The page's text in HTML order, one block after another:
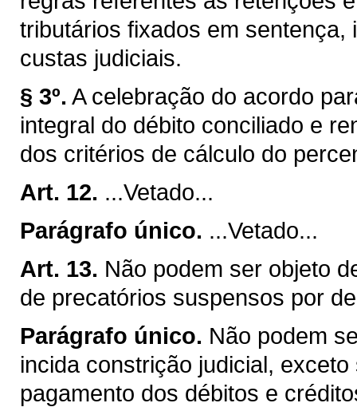
tributários fixados em
custas judiciais.
§ 3º. A celebração do acordo
integral do débito conciliado e
dos critérios de cálculo do
Art. 12. ...Vetado...
Parágrafo único. ...Vetado...
Art. 13. Não podem ser objeto
de precatórios suspensos por
Parágrafo único. Não podem
incida constrição judicial,
pagamento dos débitos e